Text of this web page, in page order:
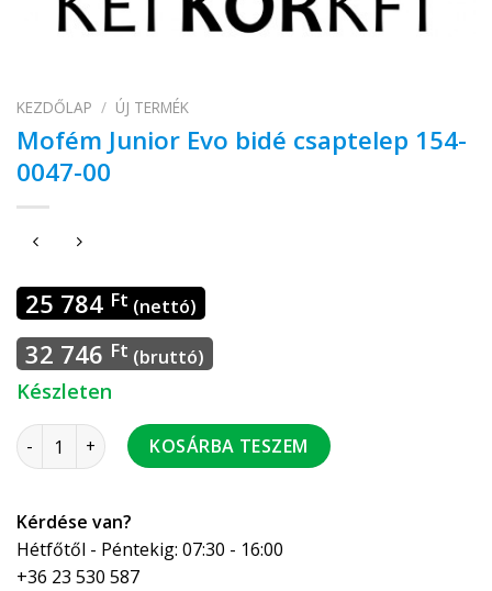
KEZDŐLAP / ÚJ TERMÉK
Mofém Junior Evo bidé csaptelep 154-
0047-00
25 784 Ft (nettó)
32 746 Ft (bruttó)
Készleten
Mofém Junior Evo bidé csaptelep 154-0047-00 mennyiség
KOSÁRBA TESZEM
Kérdése van?
Hétfőtől - Péntekig: 07:30 - 16:00
+36 23 530 587